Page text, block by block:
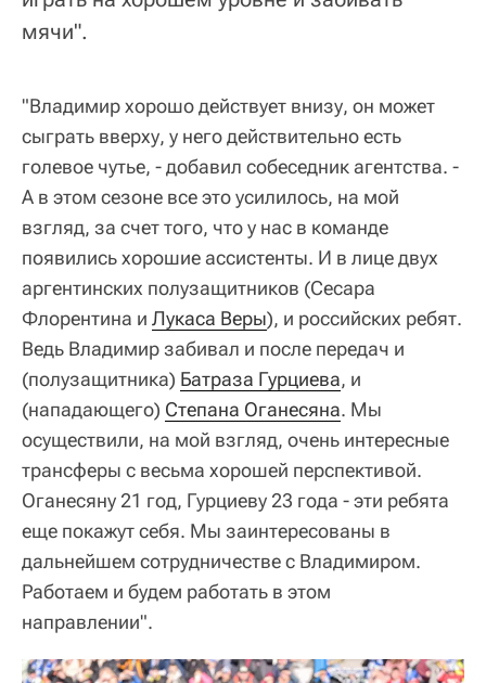
мячи".
"Владимир хорошо действует внизу, он может
сыграть вверху, у него действительно есть
голевое чутье, - добавил собеседник агентства. -
А в этом сезоне все это усилилось, на мой
взгляд, за счет того, что у нас в команде
появились хорошие ассистенты. И в лице двух
аргентинских полузащитников (Сесара
Флорентина и Лукаса Веры), и российских ребят.
Ведь Владимир забивал и после передач и
(полузащитника) Батраза Гурциева, и
(нападающего) Степана Оганесяна. Мы
осуществили, на мой взгляд, очень интересные
трансферы с весьма хорошей перспективой.
Оганесяну 21 год, Гурциеву 23 года - эти ребята
еще покажут себя. Мы заинтересованы в
дальнейшем сотрудничестве с Владимиром.
Работаем и будем работать в этом
направлении".